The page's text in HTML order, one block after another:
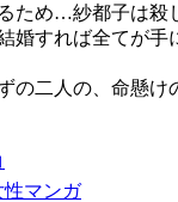
ため…紗都子は殺
婚すれば全てが手
の二人の、命懸け
性マンガ